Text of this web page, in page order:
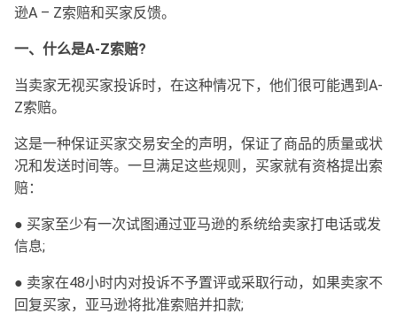
逊A – Z索赔和买家反馈。
一、什么是A-Z索赔?
当卖家无视买家投诉时，在这种情况下，他们很可能遇到A-
Z索赔。
这是一种保证买家交易安全的声明，保证了商品的质量或状
况和发送时间等。一旦满足这些规则，买家就有资格提出索
赔：
● 买家至少有一次试图通过亚马逊的系统给卖家打电话或发
信息;
● 卖家在48小时内对投诉不予置评或采取行动，如果卖家不
回复买家，亚马逊将批准索赔并扣款;